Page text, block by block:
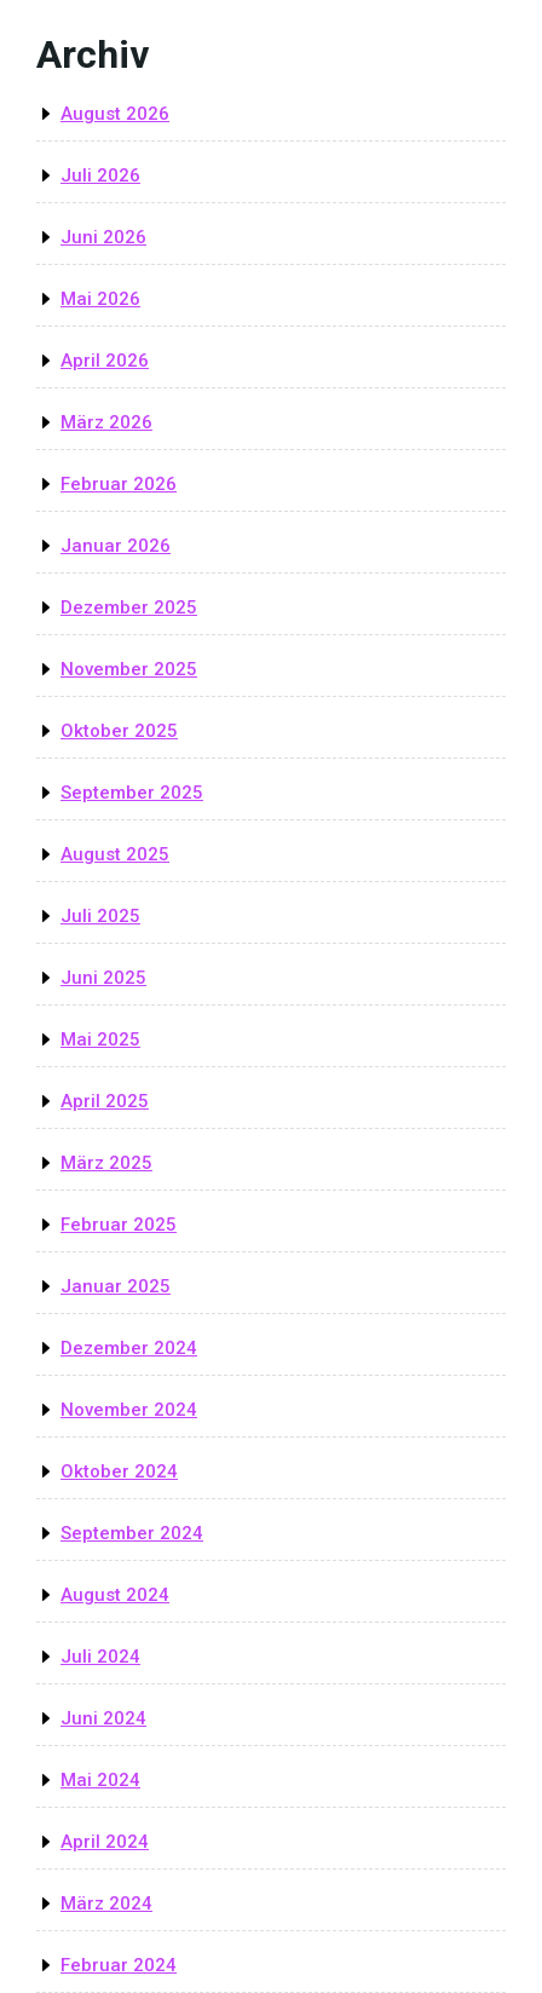
Archiv
August 2026
Juli 2026
Juni 2026
Mai 2026
April 2026
März 2026
Februar 2026
Januar 2026
Dezember 2025
November 2025
Oktober 2025
September 2025
August 2025
Juli 2025
Juni 2025
Mai 2025
April 2025
März 2025
Februar 2025
Januar 2025
Dezember 2024
November 2024
Oktober 2024
September 2024
August 2024
Juli 2024
Juni 2024
Mai 2024
April 2024
März 2024
Februar 2024